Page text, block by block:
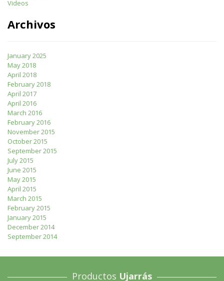
Videos
Archivos
January 2025
May 2018
April 2018
February 2018
April 2017
April 2016
March 2016
February 2016
November 2015
October 2015
September 2015
July 2015
June 2015
May 2015
April 2015
March 2015
February 2015
January 2015
December 2014
September 2014
Productos Ujarrás